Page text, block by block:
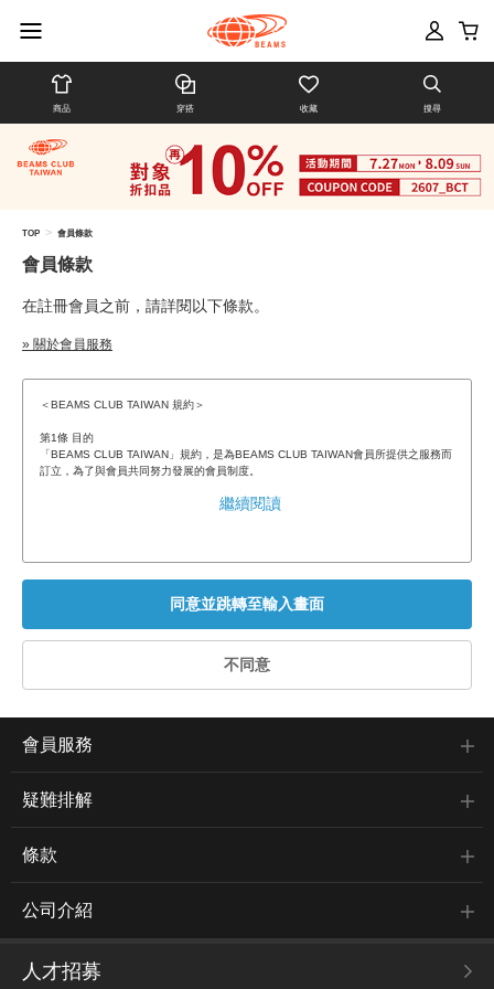
商品 穿搭 收藏 搜尋
TOP > 會員條款
會員條款
在註冊會員之前，請詳閱以下條款。
» 關於會員服務
＜BEAMS CLUB TAIWAN 規約＞
第1條 目的
「BEAMS CLUB TAIWAN」規約，是為BEAMS CLUB TAIWAN會員所提供之服務而
繼續閱讀
會員服務
疑難排解
條款
公司介紹
人才招募